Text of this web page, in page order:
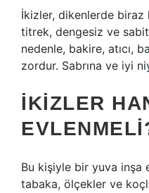
İkizler, dikenlerde biraz
titrek, dengesiz ve
nedenle, bakire, atıcı,
zordur. Sabrına ve iyi
İKIZLER
Bu kişiyle bir yuva inşa
tabaka, ölçekler ve